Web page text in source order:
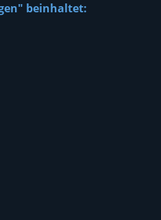
beinhaltet: